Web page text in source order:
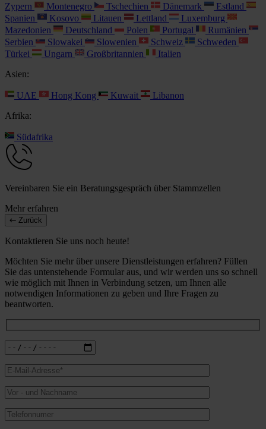
Zypern
Montenegro Tschechien Dänemark
Estland
Spanien
Kosovo Litauen Lettland
Luxemburg
Mazedonien
Deutschland Polen Portugal
Rumänien
Serbien
Slowakei Slowenien Schweiz
Schweden
Türkei
Ungarn Großbritannien
Italien
Asien:
UAE Hong Kong Kuwait
Libanon
Afrika:
Südafrika
Vereinbaren Sie ein Beratungsgespräch über Stammzellen
Mehr erfahren
Zurück
Kontaktieren Sie uns noch heute!
Möchten Sie mehr über unsere Dienstleistungen erfahren? Füllen
Sie das untenstehende Formular aus, und wir werden uns so schnell
wie möglich mit Ihnen in Verbindung setzen, um Ihnen alle
notwendigen Informationen zu geben und Ihre Fragen zu
beantworten.